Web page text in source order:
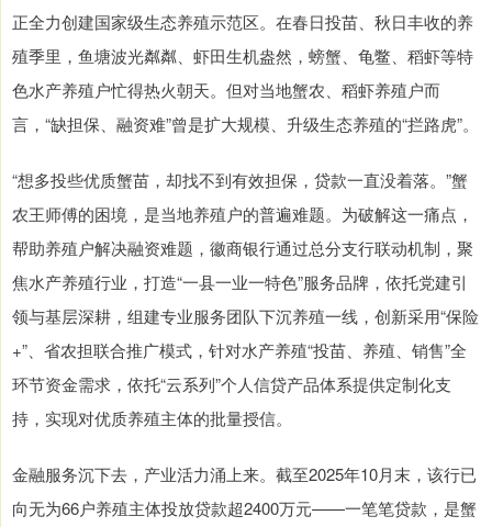
正全力创建国家级生态养殖示范区。在春日投苗、秋日丰收的养
殖季里，鱼塘波光粼粼、虾田生机盎然，螃蟹、龟鳖、稻虾等特
色水产养殖户忙得热火朝天。但对当地蟹农、稻虾养殖户而
言，“缺担保、融资难”曾是扩大规模、升级生态养殖的“拦路虎”。
“想多投些优质蟹苗，却找不到有效担保，贷款一直没着落。”蟹
农王师傅的困境，是当地养殖户的普遍难题。为破解这一痛点，
帮助养殖户解决融资难题，徽商银行通过总分支行联动机制，聚
焦水产养殖行业，打造“一县一业一特色”服务品牌，依托党建引
领与基层深耕，组建专业服务团队下沉养殖一线，创新采用“保险
+”、省农担联合推广模式，针对水产养殖“投苗、养殖、销售”全
环节资金需求，依托“云系列”个人信贷产品体系提供定制化支
持，实现对优质养殖主体的批量授信。
金融服务沉下去，产业活力涌上来。截至2025年10月末，该行已
向无为66户养殖主体投放贷款超2400万元——一笔笔贷款，是蟹